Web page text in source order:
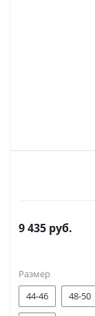
9 435 руб.
Размер
44-46
48-50